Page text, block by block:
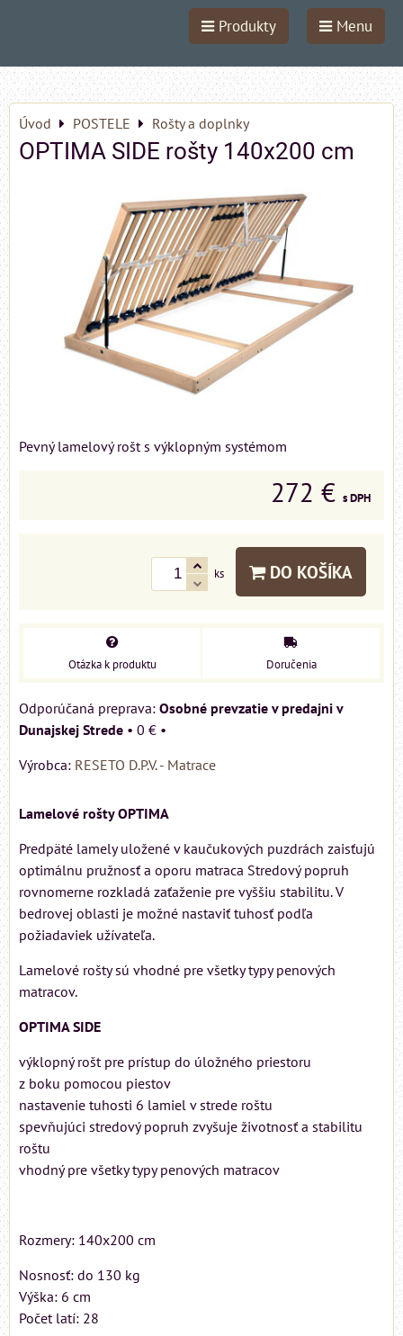
Produkty Menu
Úvod POSTELE Rošty a doplnky
OPTIMA SIDE rošty 140x200 cm
Pevný lamelový rošt s výklopným systémom
272 € s DPH
ks DO KOŠÍKA
Otázka k produktu Doručenia
Osobné prevzatie v predajni v
Dunajskej Strede • 0 € •
Výrobca: RESETO D.P.V. - Matrace
Lamelové rošty OPTIMA
Predpäté lamely uložené v kaučukových puzdrách zaisťujú
optimálnu pružnosť a oporu matraca Stredový popruh
rovnomerne rozkladá zaťaženie pre vyššiu stabilitu. V
bedrovej oblasti je možné nastaviť tuhosť podľa
požiadaviek užívateľa.
Lamelové rošty sú vhodné pre všetky typy penových
matracov.
OPTIMA SIDE
výklopný rošt pre prístup do úložného priestoru
z boku pomocou piestov
nastavenie tuhosti 6 lamiel v strede roštu
spevňujúci stredový popruh zvyšuje životnosť a stabilitu
roštu
vhodný pre všetky typy penových matracov
Rozmery: 140x200 cm
Nosnosť: do 130 kg
Výška: 6 cm
Počet latí: 28